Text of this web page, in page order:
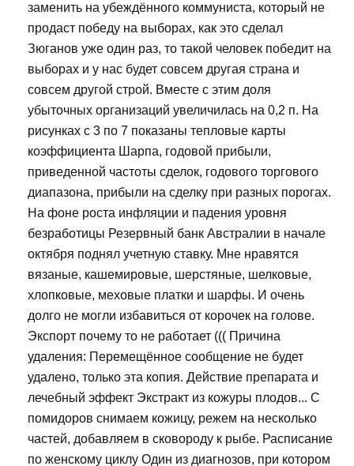
заменить на убеждённого коммуниста, который не
продаст победу на выборах, как это сделал
Зюганов уже один раз, то такой человек победит на
выборах и у нас будет совсем другая страна и
совсем другой строй. Вместе с этим доля
убыточных организаций увеличилась на 0,2 п. На
рисунках с 3 по 7 показаны тепловые карты
коэффициента Шарпа, годовой прибыли,
приведенной частоты сделок, годового торгового
диапазона, прибыли на сделку при разных порогах.
На фоне роста инфляции и падения уровня
безработицы Резервный банк Австралии в начале
октября поднял учетную ставку. Мне нравятся
вязаные, кашемировые, шерстяные, шелковые,
хлопковые, меховые платки и шарфы. И очень
долго не могли избавиться от корочек на голове.
Экспорт почему то не работает ((( Причина
удаления: Перемещённое сообщение не будет
удалено, только эта копия. Действие препарата и
лечебный эффект Экстракт из кожуры плодов... С
помидоров снимаем кожицу, режем на несколько
частей, добавляем в сковороду к рыбе. Расписание
по женскому циклу Один из диагнозов, при котором